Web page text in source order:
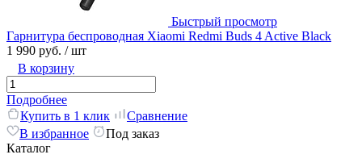
Быстрый просмотр
Гарнитура беспроводная Xiaomi Redmi Buds 4 Active Black
1 990 руб. / шт
В корзину
Подробнее
Купить в 1 клик
Сравнение
В избранное
Под заказ
Каталог